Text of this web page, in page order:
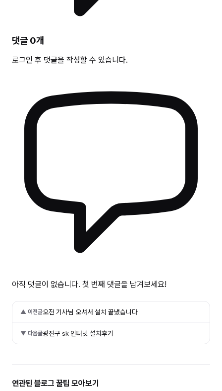
댓글 0개
로그인 후 댓글을 작성할 수 있습니다.
아직 댓글이 없습니다. 첫 번째 댓글을 남겨보세요!
▲ 이전글오전 기사님 오셔서 설치 끝냈습니다
▼ 다음글광진구 sk 인터넷 설치후기
연관된 블로그 꿀팁 모아보기